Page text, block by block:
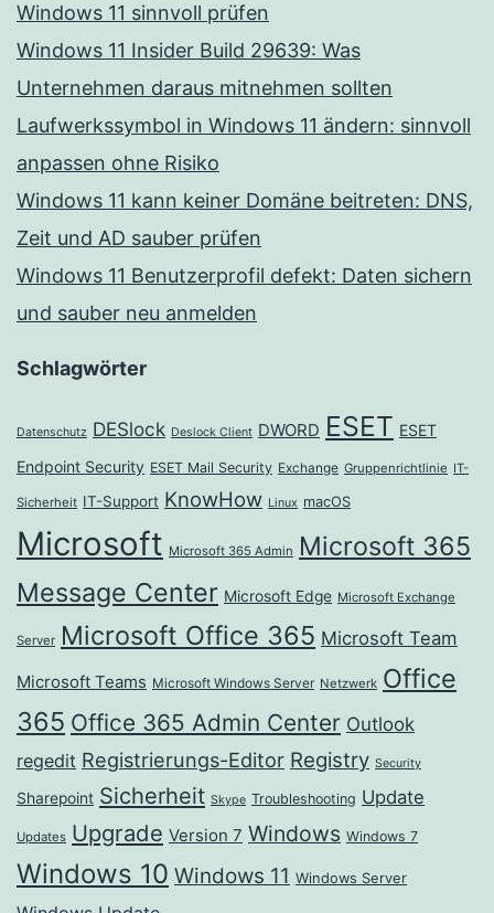
Windows 11 sinnvoll prüfen
Windows 11 Insider Build 29639: Was
Unternehmen daraus mitnehmen sollten
Laufwerkssymbol in Windows 11 ändern: sinnvoll
anpassen ohne Risiko
Windows 11 kann keiner Domäne beitreten: DNS,
Zeit und AD sauber prüfen
Windows 11 Benutzerprofil defekt: Daten sichern
und sauber neu anmelden
Schlagwörter
Datenschutz DESlock Deslock Client DWORD ESET ESET
Endpoint Security ESET Mail Security Exchange Gruppenrichtlinie IT-
Sicherheit IT-Support KnowHow Linux macOS
Microsoft Microsoft 365 Admin Microsoft 365
Message Center Microsoft Edge Microsoft Exchange
Server Microsoft Office 365 Microsoft Team
Microsoft Teams Microsoft Windows Server Netzwerk Office
365 Office 365 Admin Center Outlook
regedit Registrierungs-Editor Registry Security
Sharepoint Sicherheit Skype Troubleshooting Update
Updates Upgrade Version 7 Windows Windows 7
Windows 10 Windows 11 Windows Server